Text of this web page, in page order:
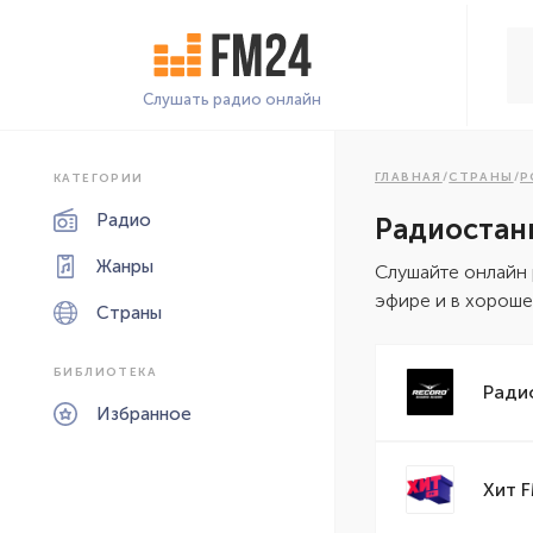
Слушать радио онлайн
КАТЕГОРИИ
Радио
Жанры
Страны
БИБЛИОТЕКА
Избранное
ГЛАВНАЯ /СТРАНЫ /
Cлушайте
эфире и в
Хит